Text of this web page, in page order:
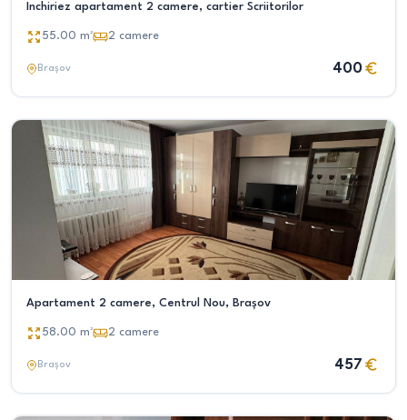
Inchiriez apartament 2 camere, cartier Scriitorilor
55.00 m² 2 camere
Brașov 400
Apartament 2 camere, Centrul Nou, Brașov
58.00 m² 2 camere
Brașov 457